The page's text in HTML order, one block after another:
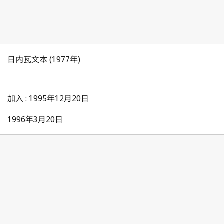
日内瓦文本 (1977年)
加入 : 1995年12月20日
1996年3月20日